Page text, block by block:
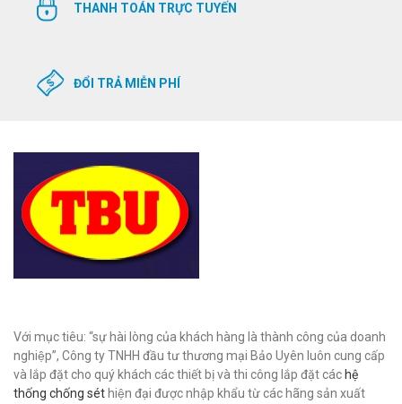
THANH TOÁN TRỰC TUYẾN
ĐỔI TRẢ MIỄN PHÍ
Với mục tiêu: “sự hài lòng của khách hàng là thành công của doanh
nghiệp”, Công ty TNHH đầu tư thương mại Bảo Uyên luôn cung cấp
và lắp đặt cho quý khách các thiết bị và thi công lắp đặt các hệ
thống chống sét hiện đại được nhập khẩu từ các hãng sản xuất